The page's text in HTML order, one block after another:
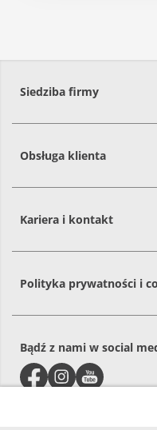
Siedziba firmy
Obsługa klienta
Kariera i kontakt
Polityka prywatności i
Bądź z nami w social